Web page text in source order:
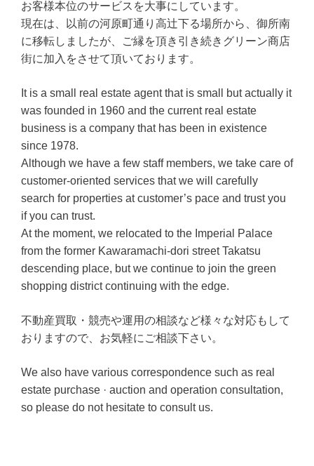
お客様本位のサービスを大事にしています。
現在は、以前の河原町通り高辻下る場所から、御所南
に移転しましたが、ご縁を頂き引き続きグリーン商店
街に加入をさせて頂いております。
It is a small real estate agent that is small but actually it
was founded in 1960 and the current real estate
business is a company that has been in existence
since 1978.
Although we have a few staff members, we take care of
customer-oriented services that we will carefully
search for properties at customer’s pace and trust you
if you can trust.
At the moment, we relocated to the Imperial Palace
from the former Kawaramachi-dori street Takatsu
descending place, but we continue to join the green
shopping district continuing with the edge.
不動産買取・競売や運用の相談など様々な対応もして
おりますので、お気軽にご相談下さい。
We also have various correspondence such as real
estate purchase · auction and operation consultation,
so please do not hesitate to consult us.